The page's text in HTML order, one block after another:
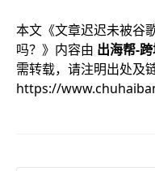
本文《文章迟迟未被谷
吗？ 》内容由 出海帮-
需转载，请注明出处及链
https://